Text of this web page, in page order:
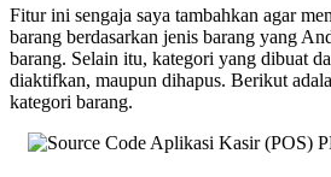
Fitur ini sengaja saya tambahkan agar
barang berdasarkan jenis barang yang
barang. Selain itu, kategori yang dibuat
diaktifkan, maupun dihapus. Berikut
kategori barang.